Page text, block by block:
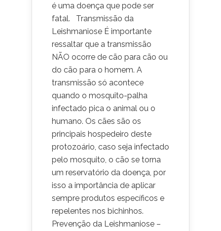
é uma doença que pode ser
fatal. Transmissão da
Leishmaniose É importante
ressaltar que a transmissão
NÃO ocorre de cão para cão ou
do cão para o homem. A
transmissão só acontece
quando o mosquito-palha
infectado pica o animal ou o
humano. Os cães são os
principais hospedeiro deste
protozoário, caso seja infectado
pelo mosquito, o cão se torna
um reservatório da doença, por
isso a importância de aplicar
sempre produtos específicos e
repelentes nos bichinhos.
Prevenção da Leishmaniose –